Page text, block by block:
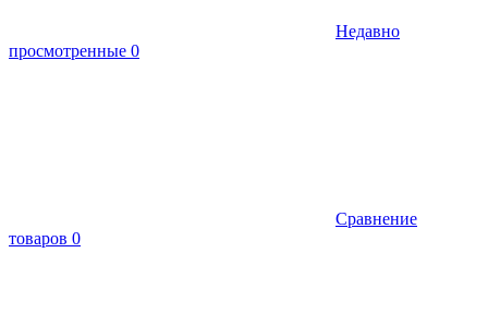
Недавно
просмотренные 0
Сравнение
товаров 0